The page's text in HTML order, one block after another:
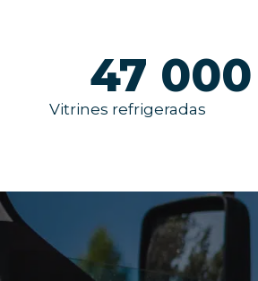
Vitrines refrigeradas
47 000